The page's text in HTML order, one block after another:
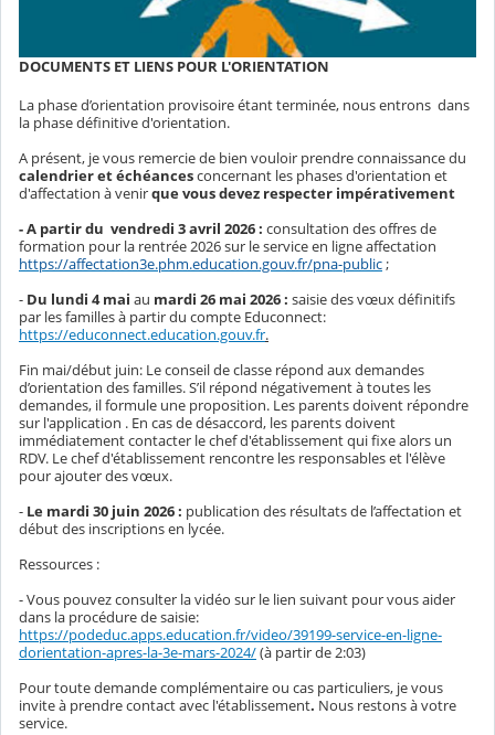
DOCUMENTS ET LIENS POUR L'ORIENTATION
La phase d’orientation provisoire étant terminée, nous entrons dans
la phase définitive d'orientation.
A présent, je vous remercie de bien vouloir prendre connaissance du
calendrier et échéancesconcernant les phases d'orientation et
d'affectation à venirque vous devez respecter impérativement
- A partir du vendredi 3 avril 2026 : consultation des offres de
formation pour la rentrée 2026 sur le service en ligne affectation
https://affectation3e.phm.education.gouv.fr/pna-public;
- Du lundi 4 mai au mardi 26 mai 2026 : saisie des vœux définitifs
par les familles à partir du compte Educonnect:
https://educonnect.education.gouv.fr.
Fin mai/début juin: Le conseil de classe répond aux demandes
d’orientation des familles. S’il répond négativement à toutes les
demandes, il formule une proposition. Les parents doivent répondre
sur l'application . En cas de désaccord, les parents doivent
immédiatement contacter le chef d'établissement qui fixe alors un
RDV. Le chef d'établissement rencontre les responsables et l'élève
pour ajouter des vœux.
- Le mardi 30 juin 2026 : publication des résultats de l’affectation et
début des inscriptions en lycée.
Ressources :
- Vous pouvez consulter la vidéo sur le lien suivant pour vous aider
dans la procédure de saisie:
https://podeduc.apps.education.fr/video/39199-service-en-ligne-
dorientation-apres-la-3e-mars-2024/(à partir de 2:03)
Pour toute demande complémentaire ou cas particuliers, je vous
invite à prendre contact avec l'établissement. Nous restons à votre
service.